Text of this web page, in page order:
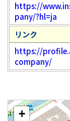
https://
pany/?hl=ja
リンク
https://
company/
+